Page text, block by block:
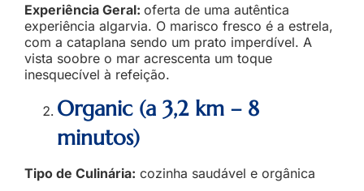
Experiência Geral: oferta de uma autêntica
experiência algarvia. O marisco fresco é a estrela,
com a cataplana sendo um prato imperdível. A
vista soobre o mar acrescenta um toque
inesquecível à refeição.
Organic (a 3,2 km – 8
minutos)
Tipo de Culinária: cozinha saudável e orgânica